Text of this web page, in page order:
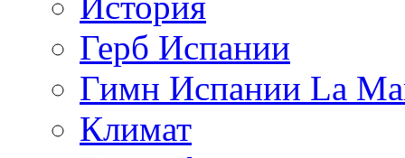
Герб Испании
Гимн Испании La
Климат